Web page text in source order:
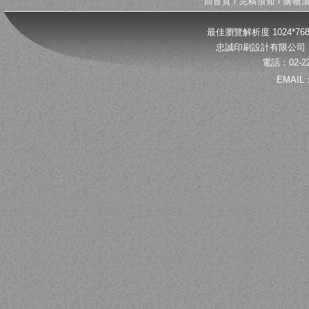
最佳瀏覽解析度
忠誠印刷設計有限公
電話：02-
EMAIL